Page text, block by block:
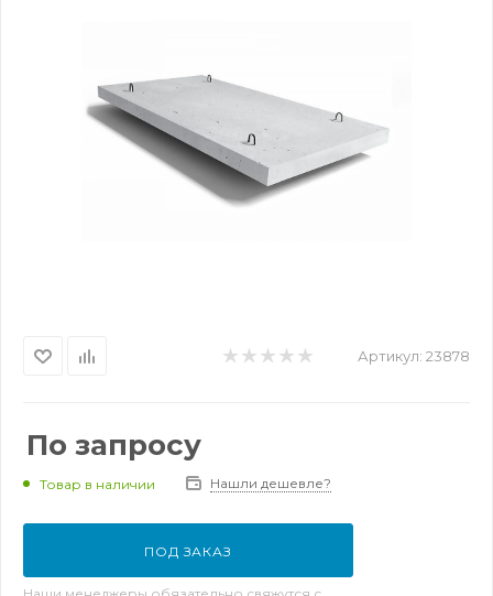
Артикул: 23878
По запросу
Товар в наличии Нашли дешевле?
ПОД ЗАКАЗ